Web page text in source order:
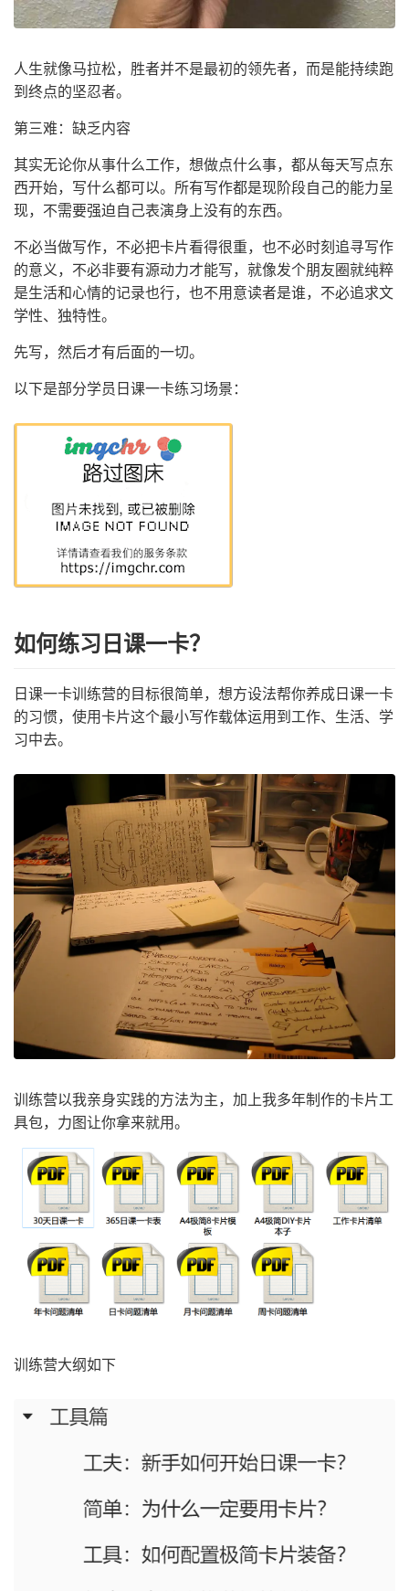
人生就像马拉松，胜者并不是最初的领先者，而是能持续跑
到终点的坚忍者。
第三难：缺乏内容
其实无论你从事什么工作，想做点什么事，都从每天写点东
西开始，写什么都可以。所有写作都是现阶段自己的能力呈
现，不需要强迫自己表演身上没有的东西。
不必当做写作，不必把卡片看得很重，也不必时刻追寻写作
的意义，不必非要有源动力才能写，就像发个朋友圈就纯粹
是生活和心情的记录也行，也不用意读者是谁，不必追求文
学性、独特性。
先写，然后才有后面的一切。
以下是部分学员日课一卡练习场景：
如何练习日课一卡？
日课一卡训练营的目标很简单，想方设法帮你养成日课一卡
的习惯，使用卡片这个最小写作载体运用到工作、生活、学
习中去。
训练营以我亲身实践的方法为主，加上我多年制作的卡片工
具包，力图让你拿来就用。
训练营大纲如下